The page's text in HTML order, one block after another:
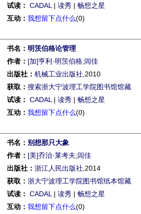
试读： CADAL | 读秀 | 畅想之星
互动： 我想留下点什么(0)
书名： 明茨伯格论管理
作者： [加]亨利·明茨伯格;闾佳
出版社： 机械工业出版社 ,2010
获取： 搜索浙大宁波理工学院图书馆馆藏
试读： CADAL | 读秀 | 畅想之星
互动： 我想留下点什么(0)
书名： 别想那只大象
作者： [美]乔治·莱考夫;闾佳
出版社： 浙江人民出版社 ,2014
获取： 浙大宁波理工学院图书馆纸本馆藏
试读： CADAL | 读秀 | 畅想之星
互动： 我想留下点什么(0)